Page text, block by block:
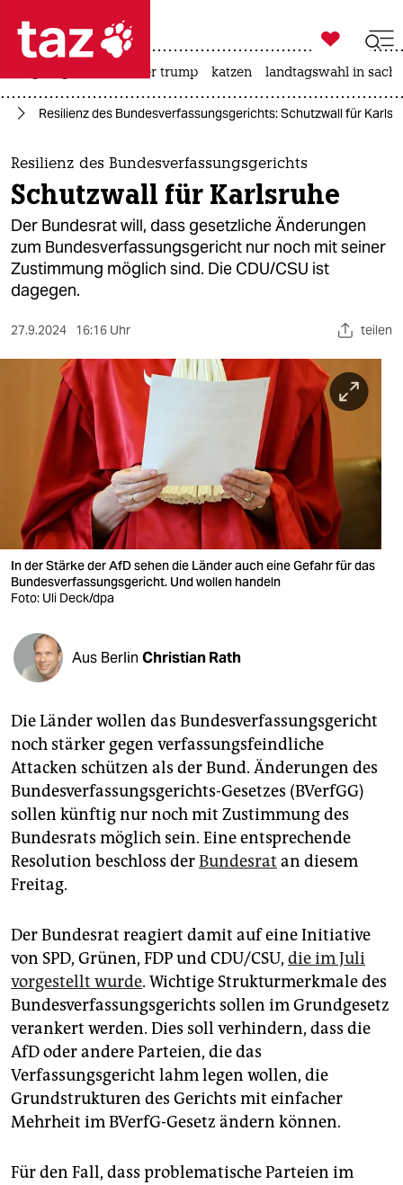
 taz zahl ich
taz zahl ich
themen
politik
öko
gesellschaft
kultur
sport
berlin
nord
wahrheit
verlag
verlag
veranstaltungen
shop
fragen & hilfe
abo
genossenschaft
epaper login

taz zahl ich
usa unter trump katzen landtagswahl in
Resilienz des Bundesverfassungsgerichts: Schutzwall für
Resilienz des Bundesverfassungsgerichts
Schutzwall für Karlsruhe
Der Bundesrat will, dass gesetzliche Änderungen
zum Bundesverfassungsgericht nur noch mit seiner
Zustimmung möglich sind. Die CDU/CSU ist
dagegen.
27.9.2024 16:16 Uhr teilen
In der Stärke der AfD sehen die Länder auch eine Gefahr für das
Bundesverfassungsgericht. Und wollen handeln
Foto: Uli Deck/dpa
Aus Berlin Christian Rath
Die Länder wollen das Bundesverfassungsgericht
noch stärker gegen verfassungsfeindliche
Attacken schützen als der Bund. Änderungen des
Bundesverfassungsgerichts-Gesetzes (BVerfGG)
sollen künftig nur noch mit Zustimmung des
Bundesrats möglich sein. Eine entsprechende
Resolution beschloss derBundesrat an diesem
Freitag.
Der Bundesrat reagiert damit auf eine Initiative
von SPD, Grünen, FDP und CDU/CSU, die im Juli
vorgestellt wurde. Wichtige Strukturmerkmale des
Bundesverfassungsgerichts sollen im Grundgesetz
verankert werden. Dies soll verhindern, dass die
AfD oder andere Parteien, die das
Verfassungsgericht lahm legen wollen, die
Grundstrukturen des Gerichts mit einfacher
Mehrheit im BVerfG-Gesetz ändern können.
Für den Fall, dass problematische Parteien im